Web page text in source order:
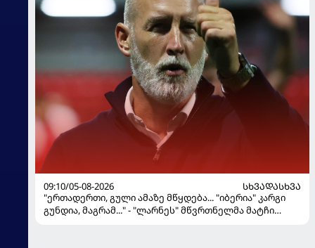
09:10/05-08-2026
ᲡᲮᲕᲐᲓᲐᲡᲮᲕᲐ
"ერთადერთი, გული ამაზე მწყდება... "იბერია" კარგი
გუნდია, მაგრამ..." - "ლარნეს" მწვრთნელმა მატჩი